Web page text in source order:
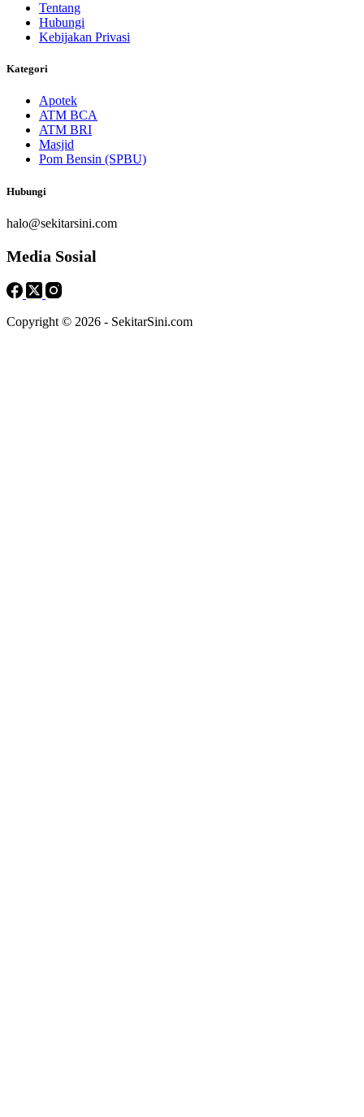
Tentang
Hubungi
Kebijakan Privasi
Kategori
Apotek
ATM BCA
ATM BRI
Masjid
Pom Bensin (SPBU)
Hubungi
halo@sekitarsini.com
Media Sosial
Copyright © 2026 - SekitarSini.com